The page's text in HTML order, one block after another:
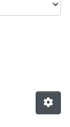
і